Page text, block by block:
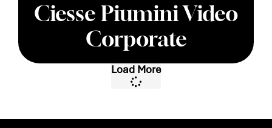
Ciesse Piumini Video
Corporate
Load More